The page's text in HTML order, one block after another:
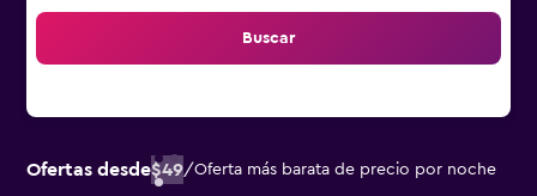
Buscar
Ofertas desde$49/Oferta más barata de precio por noche